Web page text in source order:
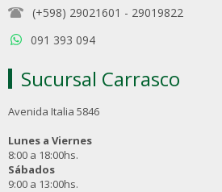
(+598) 29021601 - 29019822
091 393 094
Sucursal Carrasco
Avenida Italia 5846
Lunes a Viernes
8:00 a 18:00hs.
Sábados
9:00 a 13:00hs.